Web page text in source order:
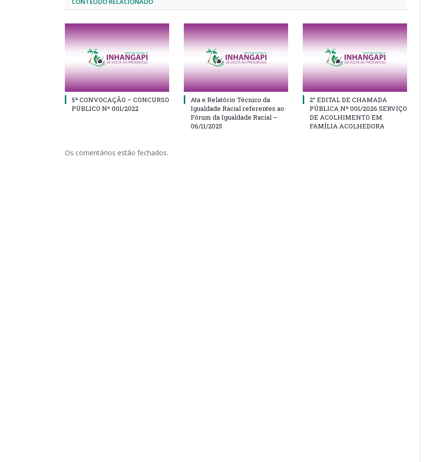
5ª CONVOCAÇÃO – CONCURSO
PÚBLICO Nº 001/2022
Ata e Relatório Técnico da
Igualdade Racial referentes ao
Fórum da Igualdade Racial –
06/11/2025
2° EDITAL DE CHAMADA
PÚBLICA Nº 001/2026 SERVIÇO
DE ACOLHIMENTO EM
FAMÍLIA ACOLHEDORA
Os comentários estão fechados.